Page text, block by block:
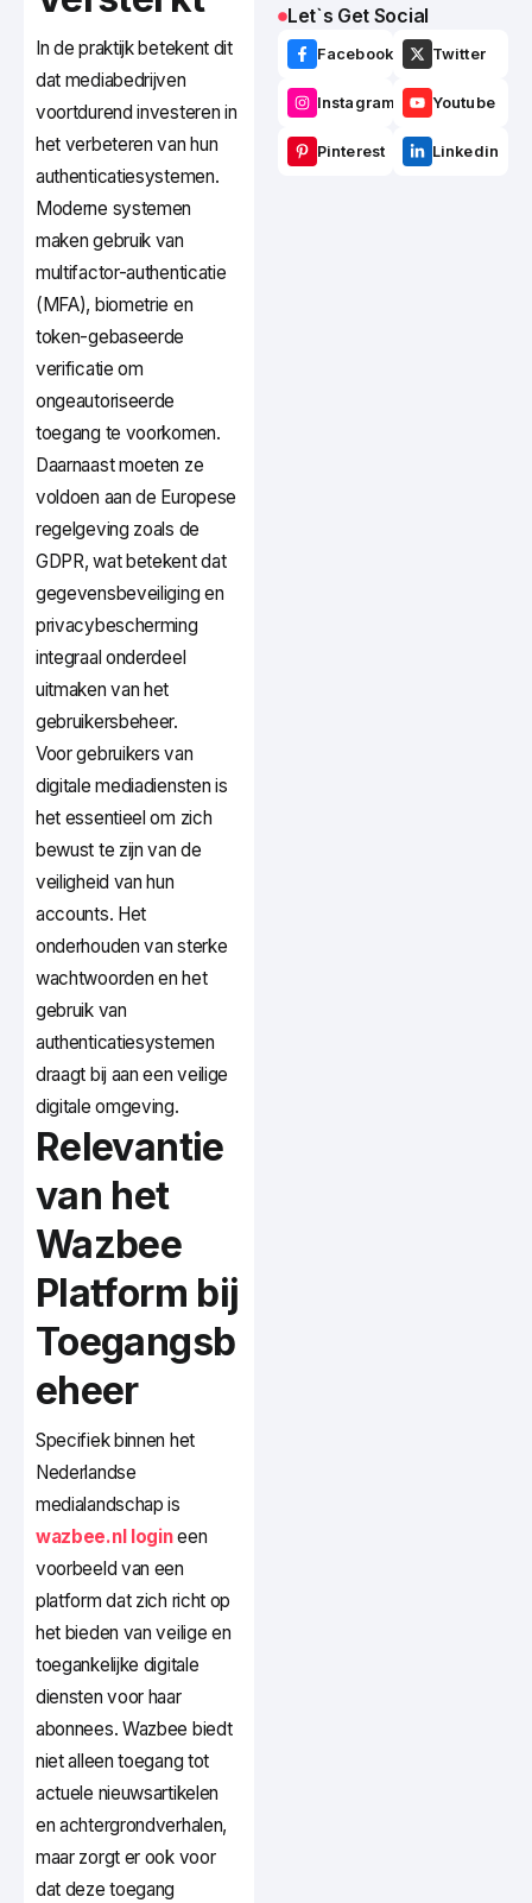
In de praktijk betekent dit
dat mediabedrijven
voortdurend investeren in
het verbeteren van hun
authenticatiesystemen.
Moderne systemen
maken gebruik van
multifactor-authenticatie
(MFA), biometrie en
token-gebaseerde
verificatie om
ongeautoriseerde
toegang te voorkomen.
Daarnaast moeten ze
voldoen aan de Europese
regelgeving zoals de
GDPR, wat betekent dat
gegevensbeveiliging en
privacybescherming
integraal onderdeel
uitmaken van het
gebruikersbeheer.
Voor gebruikers van
digitale mediadiensten is
het essentieel om zich
bewust te zijn van de
veiligheid van hun
accounts. Het
onderhouden van sterke
wachtwoorden en het
gebruik van
authenticatiesystemen
draagt bij aan een veilige
digitale omgeving.
Relevantie
van het
Wazbee
Platform bij
Toegangsb
eheer
Specifiek binnen het
Nederlandse
medialandschap is
wazbee.nl logineen
voorbeeld van een
platform dat zich richt op
het bieden van veilige en
toegankelijke digitale
diensten voor haar
abonnees. Wazbee biedt
niet alleen toegang tot
actuele nieuwsartikelen
en achtergrondverhalen,
maar zorgt er ook voor
dat deze toegang
Let`s Get Social
Facebook Twitter
Instagram Youtube
Pinterest Linkedin